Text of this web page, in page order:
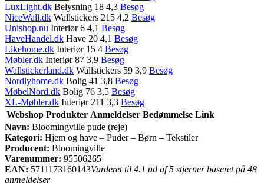
LuxLight.dk Belysning 18 4,3 Besøg
NiceWall.dk Wallstickers 215 4,2 Besøg
Unishop.nu Interiør 6 4,1 Besøg
HaveHandel.dk Have 20 4,1 Besøg
Likehome.dk Interiør 15 4 Besøg
Møbler.dk Interiør 87 3,9 Besøg
Wallstickerland.dk Wallstickers 59 3,9 Besøg
Nordlyhome.dk Bolig 41 3,8 Besøg
MøbelNord.dk Bolig 76 3,5 Besøg
XL-Møbler.dk Interiør 211 3,3 Besøg
Webshop Produkter Anmeldelser Bedømmelse Link
Navn: Bloomingville pude (reje)
Kategori: Hjem og have – Puder – Børn – Tekstiler
Producent: Bloomingville
Varenummer: 95506265
EAN: 5711173160143Vurderet til 4.1 ud af 5 stjerner baseret på 48
anmeldelser